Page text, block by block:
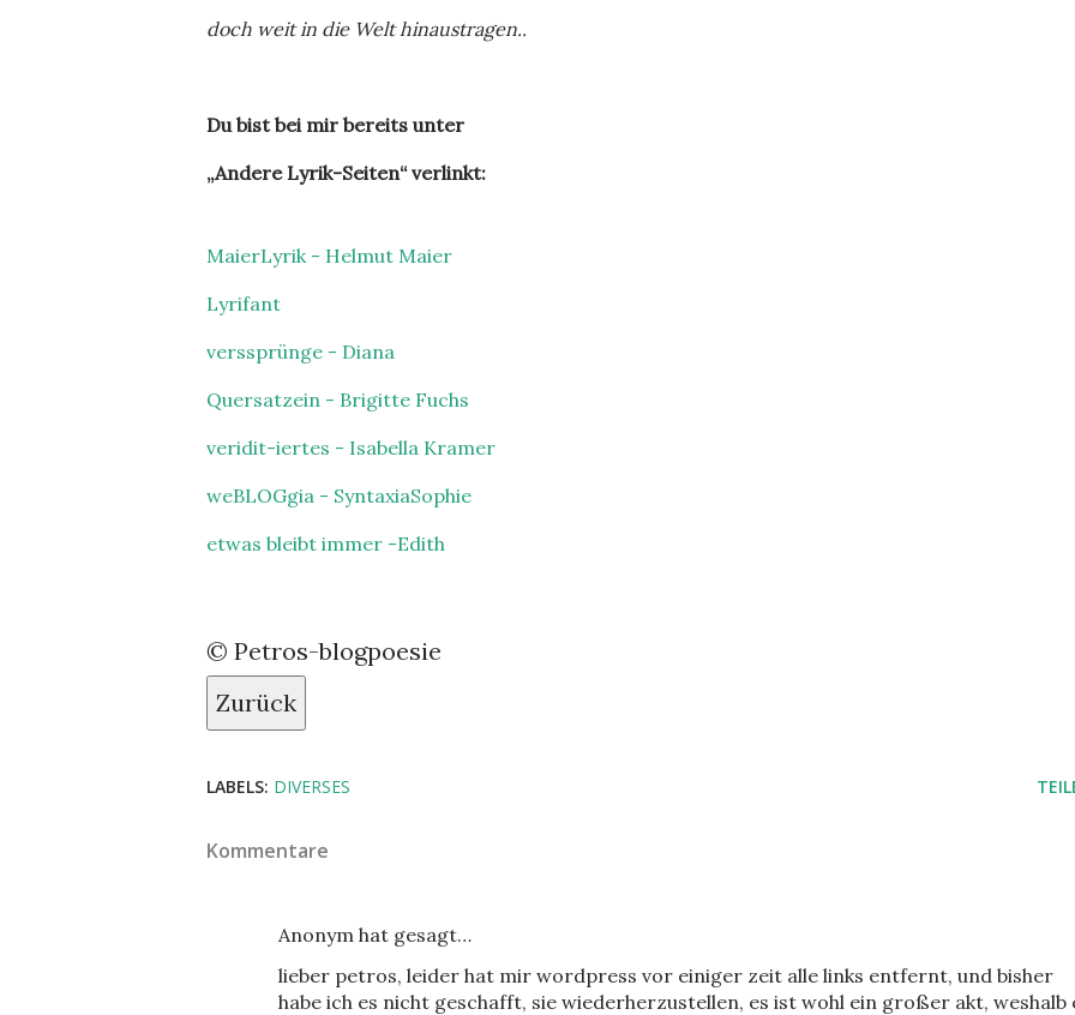
doch weit in die Welt hinaustragen..
Du bist bei mir bereits unter
„Andere Lyrik-Seiten“ verlinkt:
MaierLyrik - Helmut Maier
Lyrifant
verssprünge - Diana
Quersatzein - Brigitte Fuchs
veridit-iertes - Isabella Kramer
weBLOGgia - SyntaxiaSophie
etwas bleibt immer -Edith
© Petros-blogpoesie
Zurück
LABELS: DIVERSES
Kommentare
Anonym hat gesagt…
lieber petros, leider hat mir wordpress vor einiger zeit alle links entfernt, und bisher
habe ich es nicht geschafft, sie wiederherzustellen, es ist wohl ein großer akt, weshalb